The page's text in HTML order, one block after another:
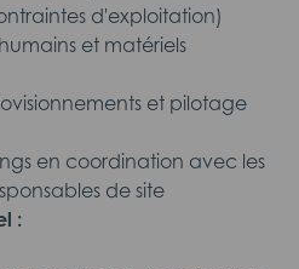
d'exploitation)
et matériels
et pilotage
en coordination avec les
de site
: